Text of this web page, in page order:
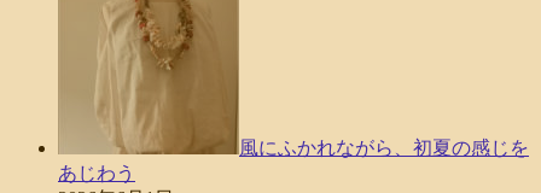
風にふかれながら、初夏の感じを
あじわう